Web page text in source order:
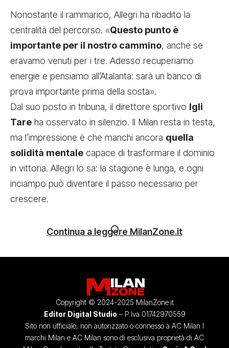
Nonostante il rammarico, Allegri ha ribadito la
centralità del percorso. «Questo punto è
importante per il nostro cammino, anche se
eravamo venuti per i tre. Adesso recuperiamo
energie e pensiamo all’Atalanta: sarà un banco di
prova importante prima della sosta».
Dal suo posto in tribuna, il direttore sportivo Igli
Tare ha osservato in silenzio. Il Milan resta in testa,
ma l’impressione è che manchi ancora quella
solidità mentale capace di trasformare il dominio
in vittoria. Allegri lo sa: la stagione è lunga, e ogni
inciampo può diventare il passo necessario per
crescere.
Continua a leggere MilanZone.it
Copyright © 2024-2025 MilanZone.it
Editor Digital Studio – P.Iva 01742970559
Sito non ufficiale, non autorizzato o connesso a AC Milan I
marchi Milan e AC Milan sono di esclusiva proprietà di AC